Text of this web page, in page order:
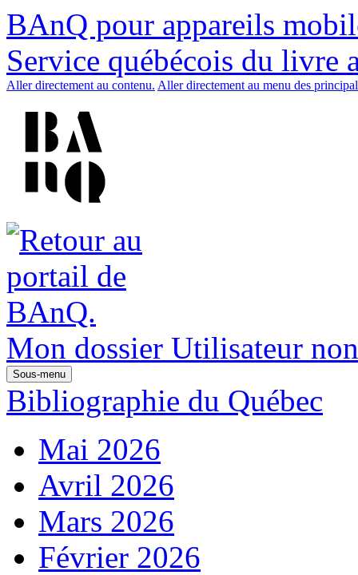
BAnQ pour appareils
Service québécois du livre
Aller directement au contenu. Aller directement au menu des
Mon dossier Utilisateur
Sous-menu
Bibliographie du Québec
Mai 2026
Avril 2026
Mars 2026
Février 2026